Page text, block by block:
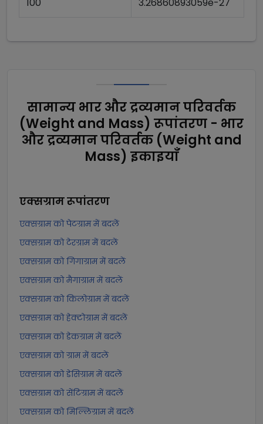
सामान्य भार और द्रव्यमान परिवर्तक
(Weight and Mass) रूपांतरण - भार
और द्रव्यमान परिवर्तक (Weight and
Mass) इकाइयाँ
एक्सग्रामरूपांतरण
एक्सग्राम को पेटग्राम में बदलें
एक्सग्राम को टेरग्राम में बदलें
एक्सग्राम को गिगाग्राम में बदलें
एक्सग्राम को मैगाग्राम में बदलें
एक्सग्राम को किलोग्राम में बदलें
एक्सग्राम को हेक्टोग्राम में बदलें
एक्सग्राम को डेकग्राम में बदलें
एक्सग्राम को ग्राम में बदलें
एक्सग्राम को डेसिग्राम में बदलें
एक्सग्राम को सेंटिग्राम में बदलें
एक्सग्राम को मिल्लिग्राम में बदलें